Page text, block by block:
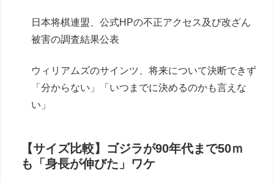
日本将棋連盟、公式HPの不正アクセス及び改ざん
被害の調査結果公表
ウィリアムズのサインツ、将来について決断できず
「分からない」「いつまでに決めるのかも言えな
い」
【サイズ比較】ゴジラが90年代まで50ｍ
も「身長が伸びた」ワケ